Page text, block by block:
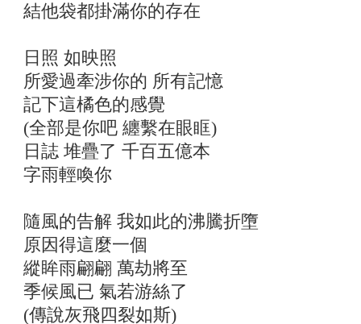
結他袋都掛滿你的存在
日照 如映照
所愛過牽涉你的 所有記憶
記下這橘色的感覺
(全部是你吧 纏繫在眼眶)
日誌 堆疊了 千百五億本
字雨輕喚你
隨風的告解 我如此的沸騰折墮
原因得這麼一個
縱眸雨翩翩 萬劫將至
季候風已 氣若游絲了
(傳說灰飛四裂如斯)